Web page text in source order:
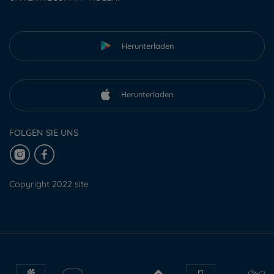
Herunterladen
Herunterladen
FOLGEN SIE UNS
Copyright 2022 site